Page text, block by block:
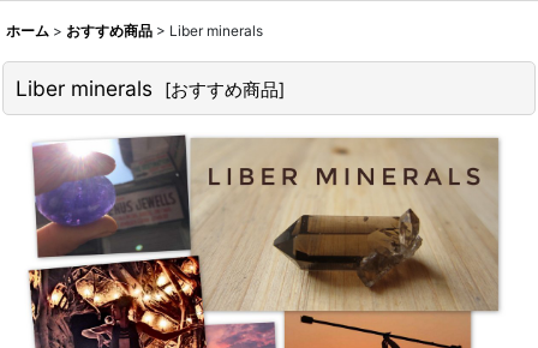
ホーム > おすすめ商品 > Liber minerals
Liber minerals [おすすめ商品]